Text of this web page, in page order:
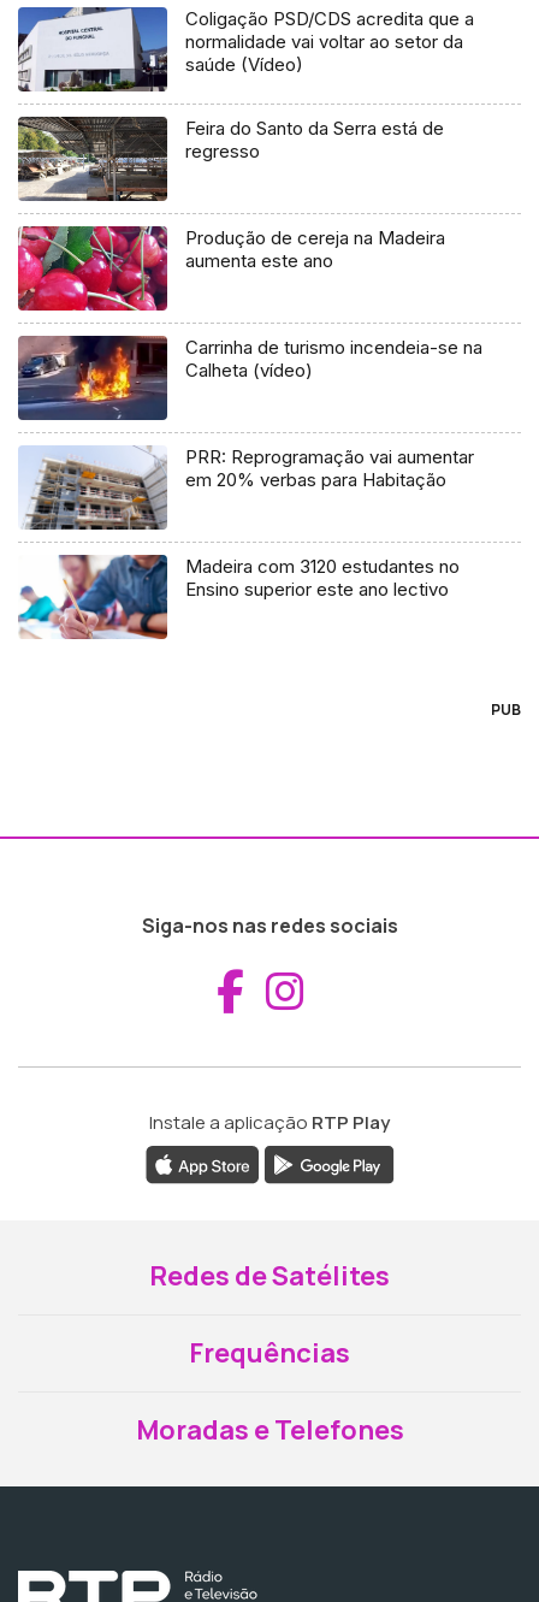
Coligação PSD/CDS acredita que a
normalidade vai voltar ao setor da
saúde (Vídeo)
Feira do Santo da Serra está de
regresso
Produção de cereja na Madeira
aumenta este ano
Carrinha de turismo incendeia-se na
Calheta (vídeo)
PRR: Reprogramação vai aumentar
em 20% verbas para Habitação
Madeira com 3120 estudantes no
Ensino superior este ano lectivo
PUB
Siga-nos nas redes sociais
Aceder ao
Instale a aplicação RTP Play
Redes de Satélites
Frequências
Moradas e Telefones